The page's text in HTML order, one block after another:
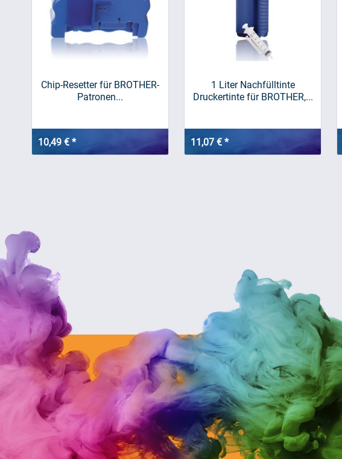
Chip-Resetter für BROTHER-
Patronen...
10,49 € *
1 Liter Nachfülltinte
Druckertinte für BROTHER,...
11,07 € *